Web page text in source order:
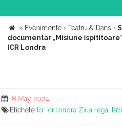
» Evenimente › Teatru & Dans ›
documentar „Misiune
ICR Londra
8 May 2024
Etichete Icr Icr londra Ziua regalitatii